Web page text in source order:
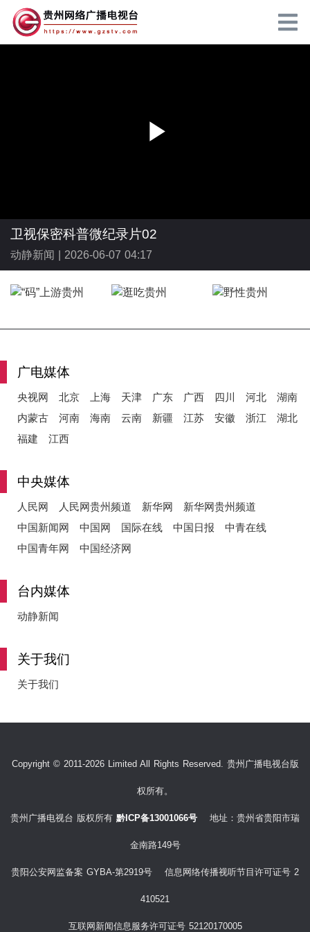
l
a
i
卫视保密科普微纪录片02
动静新闻 | 2026-06-07 04:17
广电媒体
央视网 北京 上海 天津 广东 广西 四川 河北
湖南
内蒙古
河南 海南 云南 新疆 江苏 安徽 浙江
湖北
福建
江西
中央媒体
人民网 人民网贵州频道 新华网
新华网贵州频道
中国新闻网
中国网 国际在线 中国日报
中青在线
中国青年网
中国经济网
台内媒体
动静新闻
关于我们
关于我们
Copyright © 2011-2026 Limited All Rights Reserved. 贵州广播电视台版
权所有。
贵州广播电视台 版权所有 黔ICP备13001066号 地址：贵州省贵阳市瑞
金南路149号
贵阳公安网监备案 GYBA-第2919号 信息网络传播视听节目许可证号 2
410521
互联网新闻信息服务许可证号 52120170005